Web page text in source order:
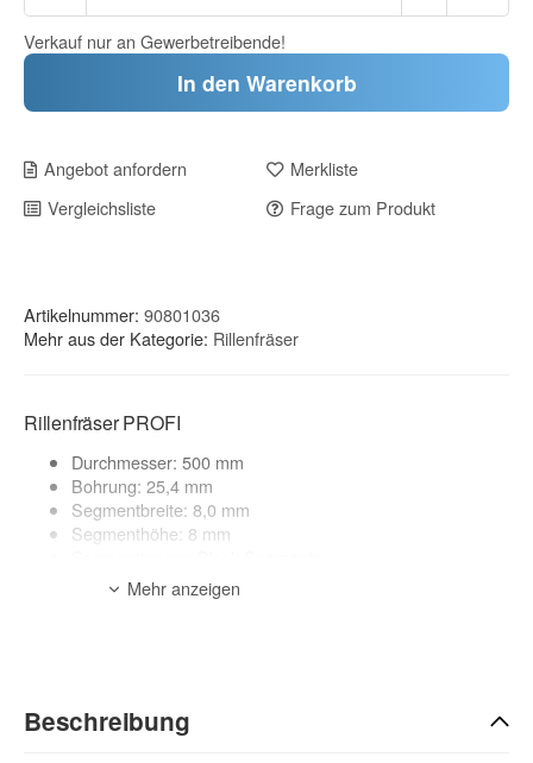
Verkauf nur an Gewerbetreibende!
In den Warenkorb
Angebot anfordern
Merkliste
Vergleichsliste
Frage zum Produkt
Artikelnummer: 90801036
Mehr aus der Kategorie: Rillenfräser
Rillenfräser PROFI
Durchmesser: 500 mm
Bohrung: 25,4 mm
Segmentbreite: 8,0 mm
Segmenthöhe: 8 mm
Anwendungsbereich:Mehr anzeigen
Beschreibung